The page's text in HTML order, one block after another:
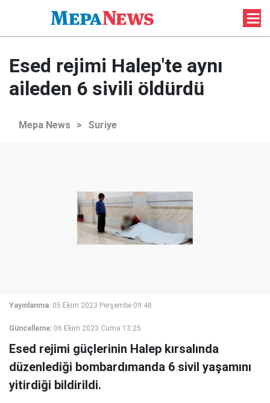
Esed rejimi Halep'te aynı
aileden 6 sivili öldürdü
Mepa News > Suriye
Yayınlanma: 05 Ekim 2023 Perşembe 09:48
Güncelleme: 06 Ekim 2023 Cuma 13:25
Esed rejimi güçlerinin Halep kırsalında
düzenlediği bombardımanda 6 sivil yaşamını
yitirdiği bildirildi.